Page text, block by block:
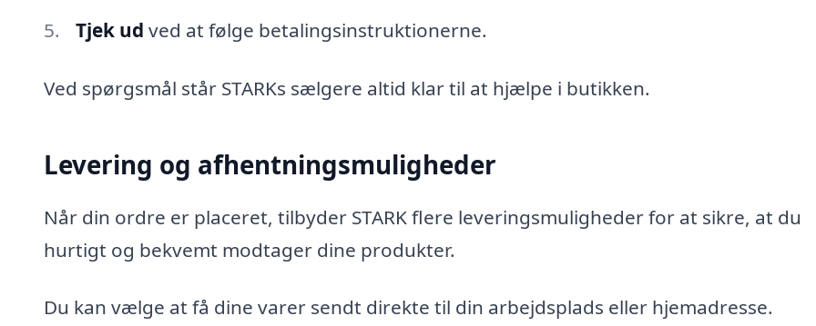
Tjek ud ved at følge betalingsinstruktionerne.
Ved spørgsmål står STARKs sælgere altid klar til at hjælpe i butikken.
Levering og afhentningsmuligheder
Når din ordre er placeret, tilbyder STARK flere leveringsmuligheder for at sikre, at du
hurtigt og bekvemt modtager dine produkter.
Du kan vælge at få dine varer sendt direkte til din arbejdsplads eller hjemadresse.